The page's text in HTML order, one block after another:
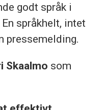
godt språk i
språkhelt, intet
pressemelding.
Skaalmo som